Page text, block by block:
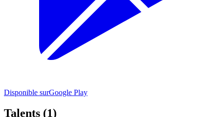
Disponible surGoogle Play
Talents (1)